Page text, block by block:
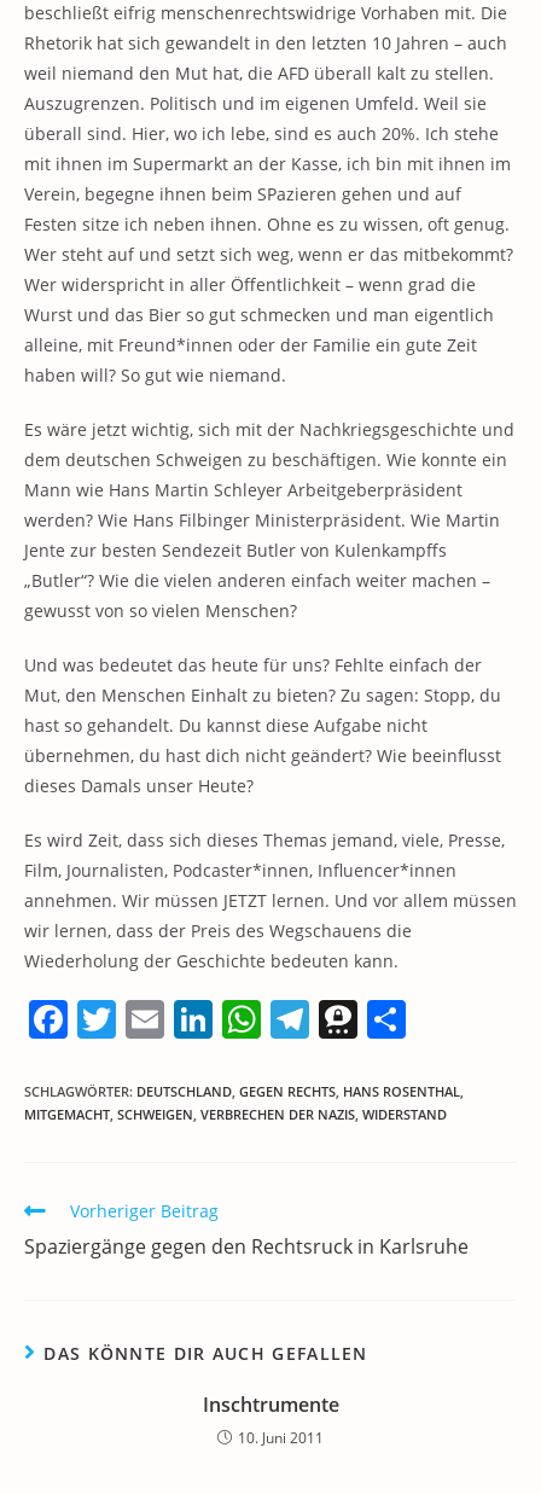
beschließt eifrig menschenrechtswidrige Vorhaben mit. Die
Rhetorik hat sich gewandelt in den letzten 10 Jahren – auch
weil niemand den Mut hat, die AFD überall kalt zu stellen.
Auszugrenzen. Politisch und im eigenen Umfeld. Weil sie
überall sind. Hier, wo ich lebe, sind es auch 20%. Ich stehe
mit ihnen im Supermarkt an der Kasse, ich bin mit ihnen im
Verein, begegne ihnen beim SPazieren gehen und auf
Festen sitze ich neben ihnen. Ohne es zu wissen, oft genug.
Wer steht auf und setzt sich weg, wenn er das mitbekommt?
Wer widerspricht in aller Öffentlichkeit – wenn grad die
Wurst und das Bier so gut schmecken und man eigentlich
alleine, mit Freund*innen oder der Familie ein gute Zeit
haben will? So gut wie niemand.
Es wäre jetzt wichtig, sich mit der Nachkriegsgeschichte und
dem deutschen Schweigen zu beschäftigen. Wie konnte ein
Mann wie Hans Martin Schleyer Arbeitgeberpräsident
werden? Wie Hans Filbinger Ministerpräsident. Wie Martin
Jente zur besten Sendezeit Butler von Kulenkampffs
„Butler“? Wie die vielen anderen einfach weiter machen –
gewusst von so vielen Menschen?
Und was bedeutet das heute für uns? Fehlte einfach der
Mut, den Menschen Einhalt zu bieten? Zu sagen: Stopp, du
hast so gehandelt. Du kannst diese Aufgabe nicht
übernehmen, du hast dich nicht geändert? Wie beeinflusst
dieses Damals unser Heute?
Es wird Zeit, dass sich dieses Themas jemand, viele, Presse,
Film, Journalisten, Podcaster*innen, Influencer*innen
annehmen. Wir müssen JETZT lernen. Und vor allem müssen
wir lernen, dass der Preis des Wegschauens die
Wiederholung der Geschichte bedeuten kann.
F
c
e
o
o
T
itt
er
E
ai
l
Li
k
e
n
W
at
s
p
T
e
gr
T
re
e
le
n
SCHLAGWÖRTER: DEUTSCHLAND, GEGEN RECHTS, HANS ROSENTHAL,
MITGEMACHT, SCHWEIGEN, VERBRECHEN DER NAZIS, WIDERSTAND
Weitere
ansehen
Vorheriger Beitrag
Spaziergänge gegen den Rechtsruck in Karlsruhe
DAS KÖNNTE DIR AUCH GEFALLEN
Inschtrumente
10. Juni 2011